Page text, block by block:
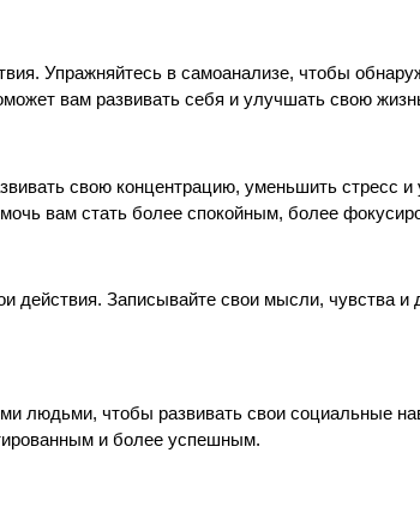
Упражняйтесь в самоанализе, чтобы
вам развивать себя и улучшать свою
свою концентрацию, уменьшить стресс
вам стать более спокойным, более
Записывайте свои мысли, чувства и
людьми, чтобы развивать свои социальные
и более успешным.